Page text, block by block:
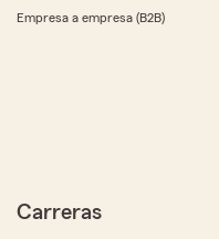
Empresa a empresa (B2B)
Carreras